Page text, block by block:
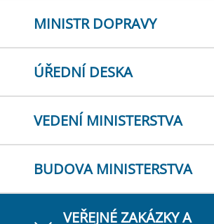
MINISTR DOPRAVY
ÚŘEDNÍ DESKA
VEDENÍ MINISTERSTVA
BUDOVA MINISTERSTVA
VEŘEJNÉ ZAKÁZKY A